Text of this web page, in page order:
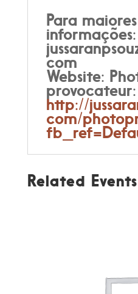
Para maiores
informações:
com
Website:
provocateur:
http://
com/
Related Events